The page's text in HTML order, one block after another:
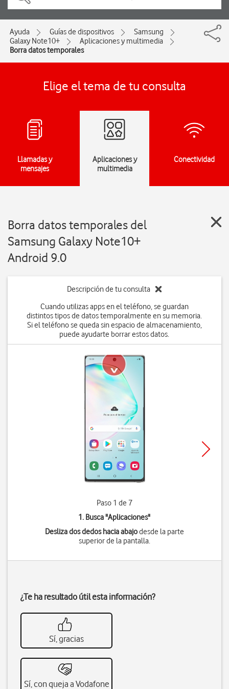
Ayuda Guías de dispositivos
Samsung
Galaxy Note10+
Aplicaciones y multimedia
Borra datos temporales
Elige el tema de tu consulta
Llamadas y
mensajes
Aplicaciones y
multimedia
Conectividad
Borra datos temporales del
Samsung Galaxy Note10+
Android 9.0
Descripción de tu consulta
Cuando utilizas apps en el teléfono, se guardan
distintos tipos de datos temporalmente en su memoria.
Si el teléfono se queda sin espacio de almacenamiento,
puede ayudarte borrar estos datos.
Paso 1 de 7
1. Busca "Aplicaciones"
Desliza dos dedos hacia abajodesde la parte
superior de la pantalla.
¿Te ha resultado útil esta información?
Sí, gracias
Sí, con queja a Vodafone